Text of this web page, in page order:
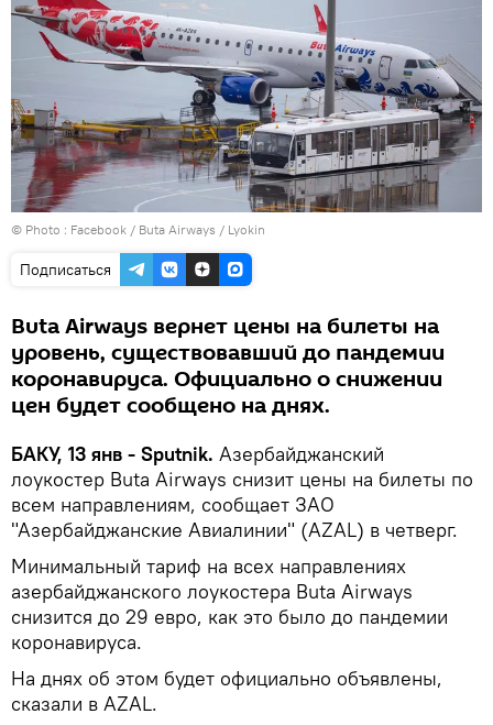
© Photo : Facebook / Buta Airways / Lyokin
Подписаться
Buta Airways вернет цены на билеты на
уровень, существовавший до пандемии
коронавируса. Официально о снижении
цен будет сообщено на днях.
БАКУ, 13 янв - Sputnik. Азербайджанский
лоукостер Buta Airways снизит цены на билеты по
всем направлениям, сообщает ЗАО
"Азербайджанские Авиалинии" (AZAL) в четверг.
Минимальный тариф на всех направлениях
азербайджанского лоукостера Buta Airways
снизится до 29 евро, как это было до пандемии
коронавируса.
На днях об этом будет официально объявлены,
сказали в AZAL.